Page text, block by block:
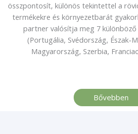
összpontosít, különös tekintettel a
termékekre és környezetbarát
partner valósítja meg 7
(Portugália, Svédország, Észak-
Magyarország, Szerbia,
Bővebben